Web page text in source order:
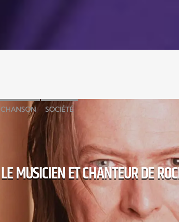
CHANSON SOCIÉTÉ
LE MUSICIEN ET CHANTEUR DE